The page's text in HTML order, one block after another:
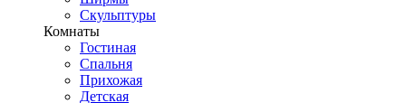
Скульптуры
Комнаты
Гостиная
Спальня
Прихожая
Детская